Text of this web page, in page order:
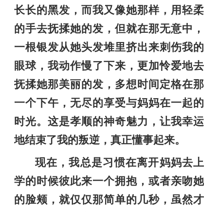
长长的黑发，而我又像她那样，用轻柔
的手去抚揉她的发，但就在那无意中，
一根银发从她头发堆里挤出来刺伤我的
眼球，我动作慢了下来，更加怜爱地去
抚揉她那美丽的发，多想时间定格在那
一个下午，无尽的享受与妈妈在一起的
时光。这是孝顺的神奇魅力，让我幸运
地结束了我的叛逆，真正懂事起来。
现在，我总是习惯在离开妈妈去上
学的时候彼此来一个拥抱，或者亲吻她
的脸颊，就仅仅那简单的几秒，虽然才